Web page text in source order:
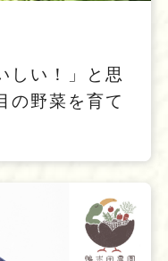
しい！」と思
の野菜を育て